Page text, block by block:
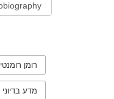
רומן רומנטי
מדע בדיוני